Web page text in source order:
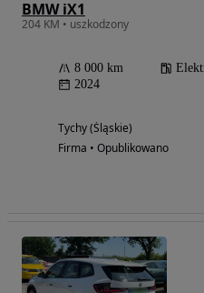
BMW iX1
204 KM • uszkodzony
8 000 km
2024
Tychy (Śląskie)
Firma • Opublikowano